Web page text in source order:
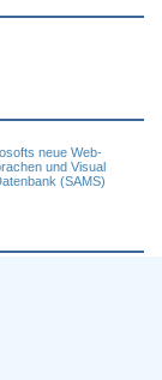
neue Web-
und Visual
(SAMS)